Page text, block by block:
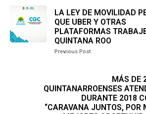
LA LEY DE MOVILIDAD
QUE UBER Y OTRAS
PLATAFORMAS
QUINTANA ROO
Previous Post
MÁS DE
QUINTANARROENSES
DURANTE 2018
“CARAVANA JUNTOS, POR